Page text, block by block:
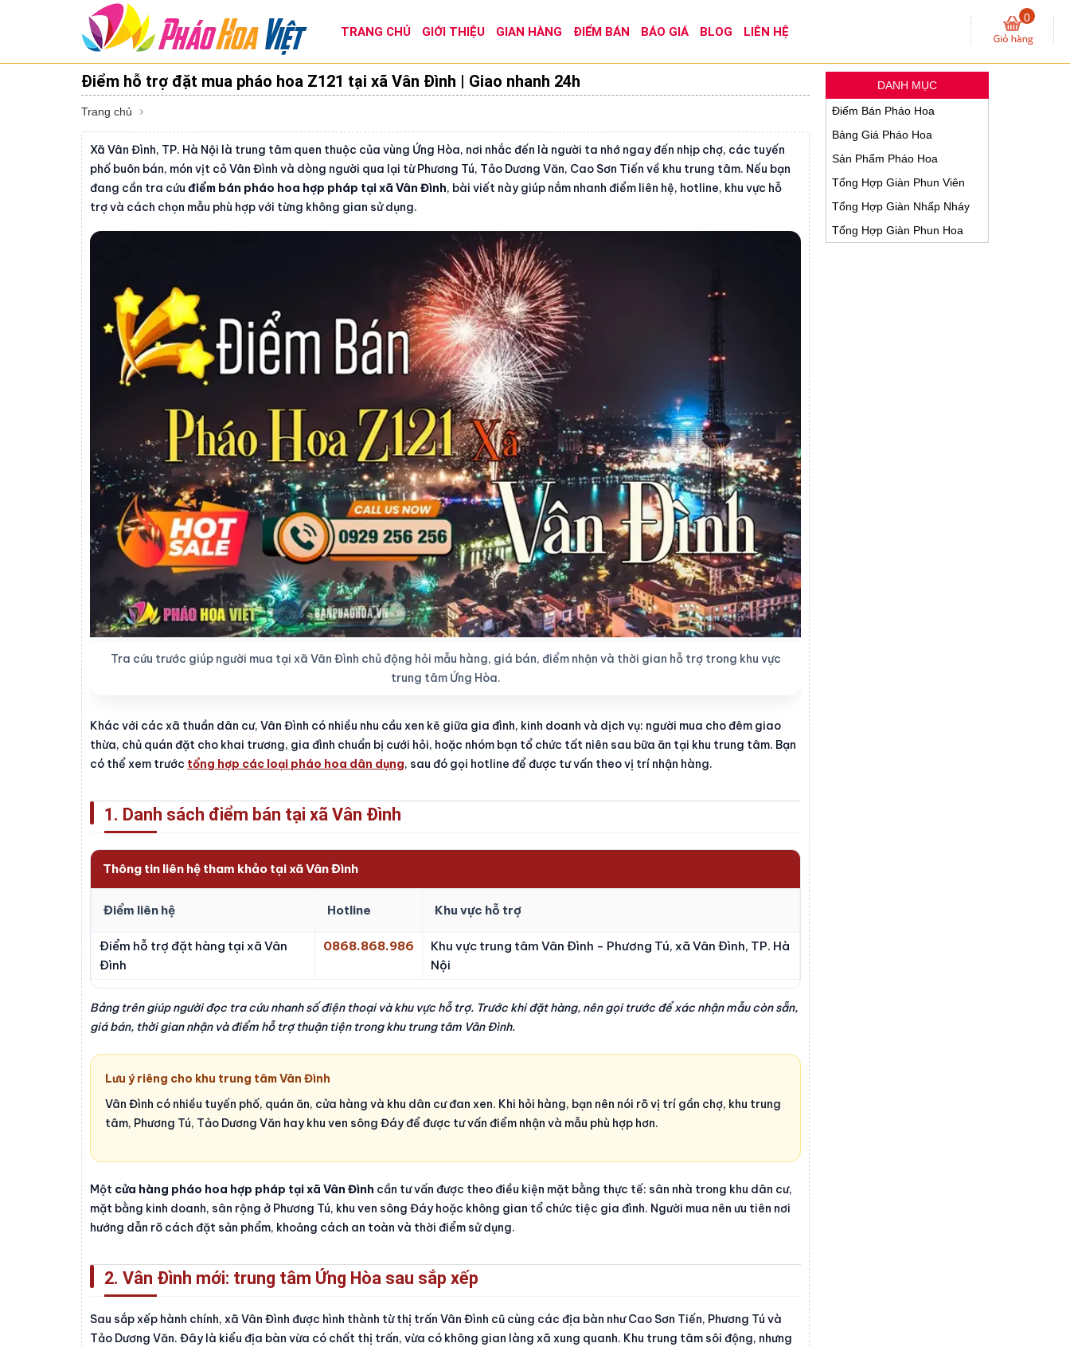
TRANG CHỦ GIỚI THIỆU GIAN HÀNG ĐIỂM BÁN BÁO GIÁ BLOG LIÊN HỆ
0
Điểm hỗ trợ đặt mua pháo hoa Z121 tại xã Vân Đình | Giao nhanh 24h
Trang chủ
Xã Vân Đình, TP. Hà Nội là trung tâm quen thuộc của vùng Ứng Hòa, nơi nhắc đến là người ta nhớ ngay đến nhịp chợ, các tuyến
phố buôn bán, món vịt cỏ Vân Đình và dòng người qua lại từ Phương Tú, Tảo Dương Văn, Cao Sơn Tiến về khu trung tâm. Nếu bạn
đang cần tra cứu điểm bán pháo hoa hợp pháp tại xã Vân Đình, bài viết này giúp nắm nhanh điểm liên hệ, hotline, khu vực hỗ
trợ và cách chọn mẫu phù hợp với từng không gian sử dụng.
Tra cứu trước giúp người mua tại xã Vân Đình chủ động hỏi mẫu hàng, giá bán, điểm nhận và thời gian hỗ trợ trong khu vực
trung tâm Ứng Hòa.
Khác với các xã thuần dân cư, Vân Đình có nhiều nhu cầu xen kẽ giữa gia đình, kinh doanh và dịch vụ: người mua cho đêm giao
thừa, chủ quán đặt cho khai trương, gia đình chuẩn bị cưới hỏi, hoặc nhóm bạn tổ chức tất niên sau bữa ăn tại khu trung tâm. Bạn
có thể xem trước tổng hợp các loại pháo hoa dân dụng, sau đó gọi hotline để được tư vấn theo vị trí nhận hàng.
1. Danh sách điểm bán tại xã Vân Đình
Thông tin liên hệ tham khảo tại xã Vân Đình
Điểm liên hệ Hotline Khu vực hỗ trợ
Điểm hỗ trợ đặt hàng tại xã Vân
Đình
0868.868.986
Khu vực trung tâm Vân Đình - Phương Tú, xã Vân Đình, TP. Hà
Nội
Bảng trên giúp người đọc tra cứu nhanh số điện thoại và khu vực hỗ trợ. Trước khi đặt hàng, nên gọi trước để xác nhận mẫu còn sẵn,
giá bán, thời gian nhận và điểm hỗ trợ thuận tiện trong khu trung tâm Vân Đình.
Lưu ý riêng cho khu trung tâm Vân Đình
Vân Đình có nhiều tuyến phố, quán ăn, cửa hàng và khu dân cư đan xen. Khi hỏi hàng, bạn nên nói rõ vị trí gần chợ, khu trung
tâm, Phương Tú, Tảo Dương Văn hay khu ven sông Đáy để được tư vấn điểm nhận và mẫu phù hợp hơn.
Một cửa hàng pháo hoa hợp pháp tại xã Vân Đình cần tư vấn được theo điều kiện mặt bằng thực tế: sân nhà trong khu dân cư,
mặt bằng kinh doanh, sân rộng ở Phương Tú, khu ven sông Đáy hoặc không gian tổ chức tiệc gia đình. Người mua nên ưu tiên nơi
hướng dẫn rõ cách đặt sản phẩm, khoảng cách an toàn và thời điểm sử dụng.
2. Vân Đình mới: trung tâm Ứng Hòa sau sắp xếp
Sau sắp xếp hành chính, xã Vân Đình được hình thành từ thị trấn Vân Đình cũ cùng các địa bàn như Cao Sơn Tiến, Phương Tú và
Tảo Dương Văn. Đây là kiểu địa bàn vừa có chất thị trấn, vừa có không gian làng xã xung quanh. Khu trung tâm sôi động, nhưng
DANH MỤC
Điếm Bán Pháo Hoa
Bảng Giá Pháo Hoa
Sản Phẩm Pháo Hoa
Tổng Hợp Giàn Phun Viên
Tổng Hợp Giàn Nhấp Nháy
Tổng Hợp Giàn Phun Hoa